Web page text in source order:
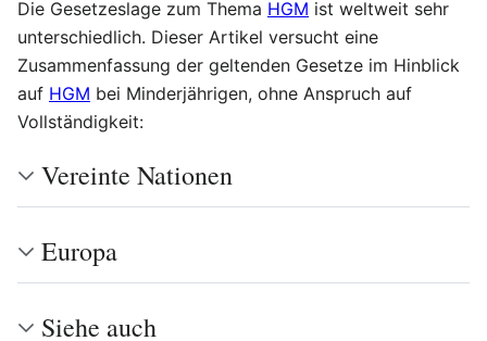
Die Gesetzeslage zum Thema HGM ist weltweit sehr
unterschiedlich. Dieser Artikel versucht eine
Zusammenfassung der geltenden Gesetze im Hinblick
auf HGM bei Minderjährigen, ohne Anspruch auf
Vollständigkeit:
Vereinte Nationen
Europa
Siehe auch